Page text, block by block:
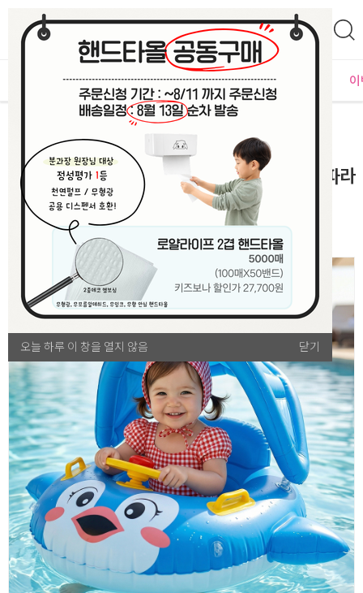
오늘 하루 이 창을 열지 않음 닫기
오늘 하루 이 창을 열지 않음 닫기
MD추천 PLAYLAB NEW BEST
소풍/야외 활동 용품
[여름 준비 모음전] [본사] 아이오감 프렌즈 펭귄 파라
솔 보행기 튜브